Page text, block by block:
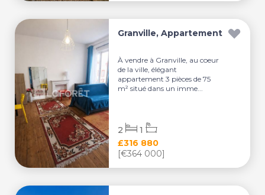
Granville, Appartement
À vendre à Granville, au coeur
de la ville, élégant
appartement 3 pièces de 75
m² situé dans un imme...
£316 880
[€364 000]
2 1